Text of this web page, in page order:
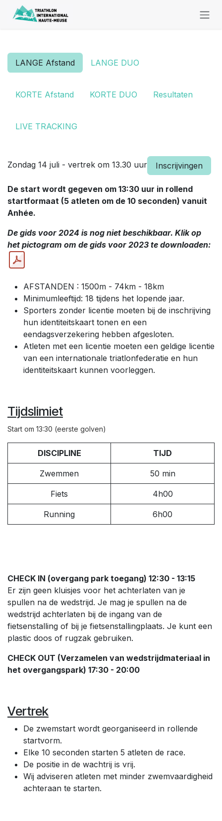
Overslaan naar inhoud
LANGE Afstand LANGE DUO
KORTE Afstand KORTE DUO Resultaten
LIVE TRACKING
Zondag 14 juli - vertrek om 13.30 uur Inscrijvingen
De start wordt gegeven om 13:30 uur in rollend
startformaat (5 atleten om de 10 seconden) vanuit
Anhée.
De gids voor 2024 is nog niet beschikbaar. Klik op
het pictogram om de gids voor 2023 te downloaden:
AFSTANDEN : 1500m - 74km - 18km
Minimumleeftijd: 18 tijdens het lopende jaar.
Sporters zonder licentie moeten bij de inschrijving
hun identiteitskaart tonen en een
eendagsverzekering hebben afgesloten.
Atleten met een licentie moeten een geldige licentie
van een internationale triatlonfederatie en hun
identiteitskaart kunnen voorleggen.
Tijdslimiet
Start om 13:30 (eerste golven)
DISCIPLINE TIJD
Zwemmen 50 min
Fiets 4h00
Running 6h00
CHECK IN (overgang park toegang) 12:30 - 13:15
Er zijn geen kluisjes voor het achterlaten van je
spullen na de wedstrijd. Je mag je spullen na de
wedstrijd achterlaten bij de ingang van de
fietsenstalling of bij je fietsenstallingplaats. Je kunt een
plastic doos of rugzak gebruiken.
CHECK OUT (Verzamelen van wedstrijdmateriaal in
het overgangspark) 17:30 - 20:00
Vertrek
De zwemstart wordt georganiseerd in rollende
startvorm.
Elke 10 seconden starten 5 atleten de race.
De positie in de wachtrij is vrij.
Wij adviseren atleten met minder zwemvaardigheid
achteraan te starten.